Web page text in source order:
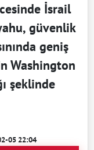
İsrail
güvenlik
geniş
Washington
şeklinde
05 22:04